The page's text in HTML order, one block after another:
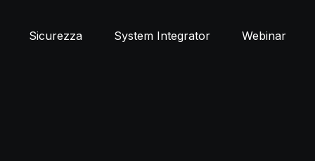
Sicurezza System Integrator Webinar